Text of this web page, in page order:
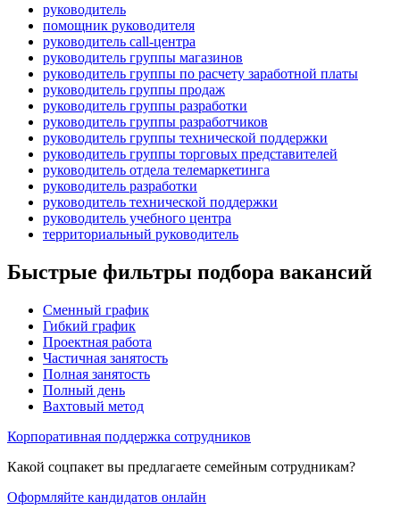
руководитель
помощник руководителя
руководитель call-центра
руководитель группы магазинов
руководитель группы по расчету заработной платы
руководитель группы продаж
руководитель группы разработки
руководитель группы разработчиков
руководитель группы технической поддержки
руководитель группы торговых представителей
руководитель отдела телемаркетинга
руководитель разработки
руководитель технической поддержки
руководитель учебного центра
территориальный руководитель
Быстрые фильтры подбора вакансий
Сменный график
Гибкий график
Проектная работа
Частичная занятость
Полная занятость
Полный день
Вахтовый метод
Корпоративная поддержка сотрудников
Какой соцпакет вы предлагаете семейным сотрудникам?
Оформляйте кандидатов онлайн